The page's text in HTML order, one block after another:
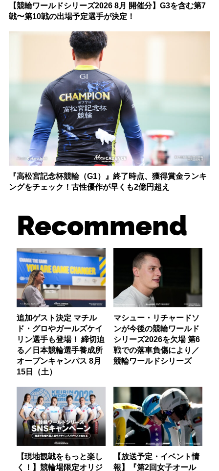
【競輪ワールドシリーズ2026 8月 開催分】G3を含む第7
戦〜第10戦の出場予定選手が決定！
『高松宮記念杯競輪（G1）』終了時点、獲得賞金ランキ
ングをチェック！古性優作が早くも2億円超え
Recommend
追加ゲスト決定 マチル
ド・グロやガールズケイ
リン選手も登場！ 締切迫
る／日本競輪選手養成所
オープンキャンパス 8月
15日（土）
マシュー・リチャードソ
ンが今後の競輪ワールド
シリーズ2026を欠場 第6
戦での落車負傷により／
競輪ワールドシリーズ
【現地観戦をもっと楽し
く！】競輪場限定オリジ
【放送予定・イベント情
報】『第2回女子オール